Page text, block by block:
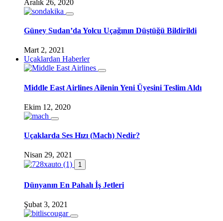
Aralık 26, 2020
Güney Sudan’da Yolcu Uçağının Düştüğü Bildirildi
Mart 2, 2021
Uçaklardan Haberler
Middle East Airlines Ailenin Yeni Üyesini Teslim Aldı
Ekim 12, 2020
Uçaklarda Ses Hızı (Mach) Nedir?
Nisan 29, 2021
1
Dünyanın En Pahalı İş Jetleri
Şubat 3, 2021